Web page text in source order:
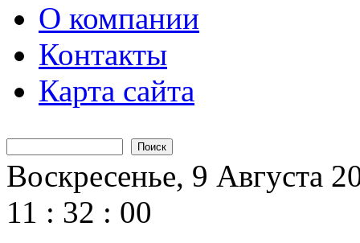
О компании
Контакты
Карта сайта
Форма поиска
Воскресенье, 9 Августа
11 : 32 : 01